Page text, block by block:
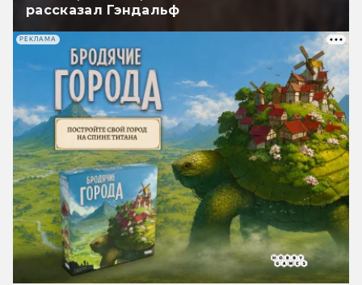
рассказал Гэндальф
РЕКЛАМА